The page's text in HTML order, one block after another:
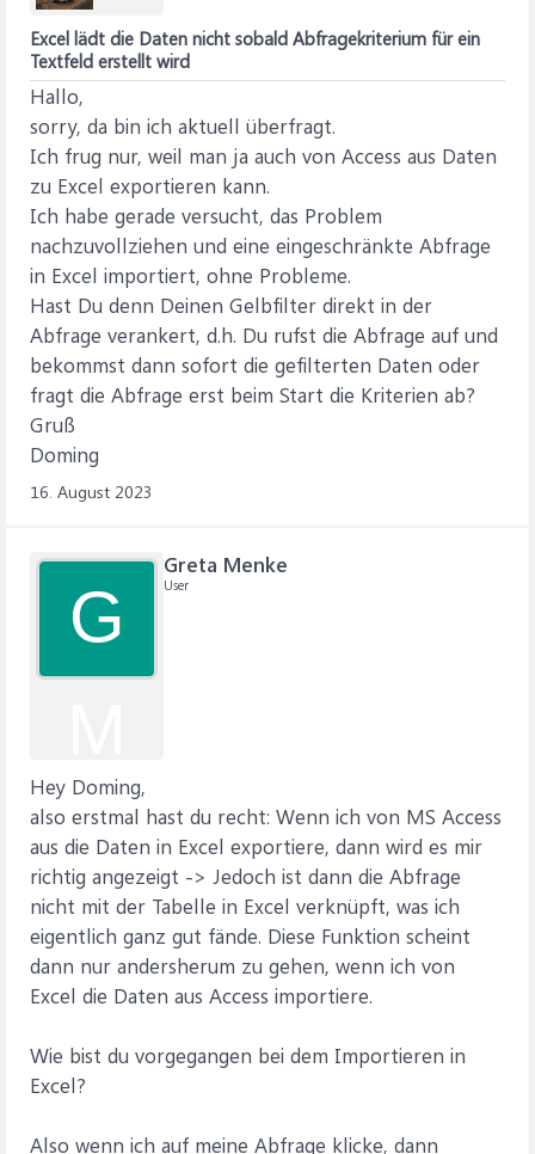
Excel lädt die Daten nicht sobald Abfragekriterium für ein
Textfeld erstellt wird
Hallo,
sorry, da bin ich aktuell überfragt.
Ich frug nur, weil man ja auch von Access aus Daten
zu Excel exportieren kann.
Ich habe gerade versucht, das Problem
nachzuvollziehen und eine eingeschränkte Abfrage
in Excel importiert, ohne Probleme.
Hast Du denn Deinen Gelbfilter direkt in der
Abfrage verankert, d.h. Du rufst die Abfrage auf und
bekommst dann sofort die gefilterten Daten oder
fragt die Abfrage erst beim Start die Kriterien ab?
Gruß
Doming
16. August 2023
G
Greta Menke
User
Hey Doming,
also erstmal hast du recht: Wenn ich von MS Access
aus die Daten in Excel exportiere, dann wird es mir
richtig angezeigt -> Jedoch ist dann die Abfrage
nicht mit der Tabelle in Excel verknüpft, was ich
eigentlich ganz gut fände. Diese Funktion scheint
dann nur andersherum zu gehen, wenn ich von
Excel die Daten aus Access importiere.
Wie bist du vorgegangen bei dem Importieren in
Excel?
Also wenn ich auf meine Abfrage klicke, dann